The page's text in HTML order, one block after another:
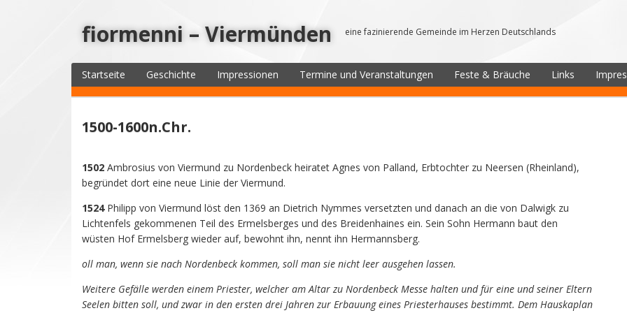
fiormenni – Viermünden eine fazinierende Gemeinde im Herzen Deutschlands
Startseite Geschichte Impressionen Termine und Veranstaltungen Feste & Bräuche Links
1500-1600n.Chr.
1502 Ambrosius von Viermund zu Nordenbeck heiratet Agnes von Palland, Erbtochter zu Neersen (Rheinland),
begründet dort eine neue Linie der Viermund.
1524 Philipp von Viermund löst den 1369 an Dietrich Nymmes versetzten und danach an die von Dalwigk zu
Lichtenfels gekommenen Teil des Ermelsberges und des Breidenhaines ein. Sein Sohn Hermann baut den
wüsten Hof Ermelsberg wieder auf, bewohnt ihn, nennt ihn Hermannsberg.
oll man, wenn sie nach Nordenbeck kommen, soll man sie nicht leer ausgehen lassen.
Weitere Gefälle werden einem Priester, welcher am Altar zu Nordenbeck Messe halten und für eine und seiner Eltern
Seelen bitten soll, und zwar in den ersten drei Jahren zur Erbauung eines Priesterhauses bestimmt. Dem Hauskaplan